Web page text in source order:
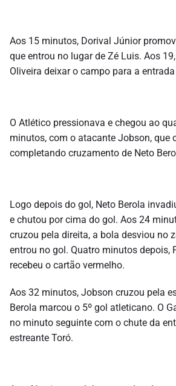
Aos 15 minutos, Dorival Júnior
que entrou no lugar de Zé Luis. Aos
Oliveira deixar o campo para a
O Atlético pressionava e chegou ao
minutos, com o atacante Jobson, que
completando cruzamento de Neto
Logo depois do gol, Neto Berola
e chutou por cima do gol. Aos 24
cruzou pela direita, a bola desviou no
entrou no gol. Quatro minutos depois,
recebeu o cartão vermelho.
Aos 32 minutos, Jobson cruzou pela
Berola marcou o 5º gol atleticano. O
no minuto seguinte com o chute da
estreante Toró.